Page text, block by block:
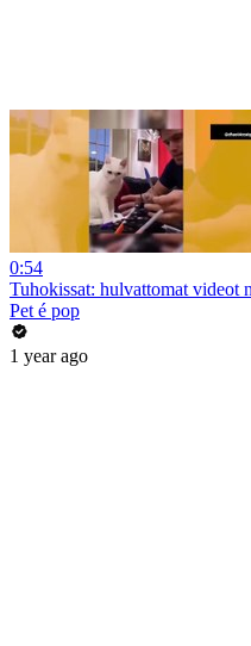
0:54
Tuhokissat: hulvattomat videot
Pet é pop
1 year ago